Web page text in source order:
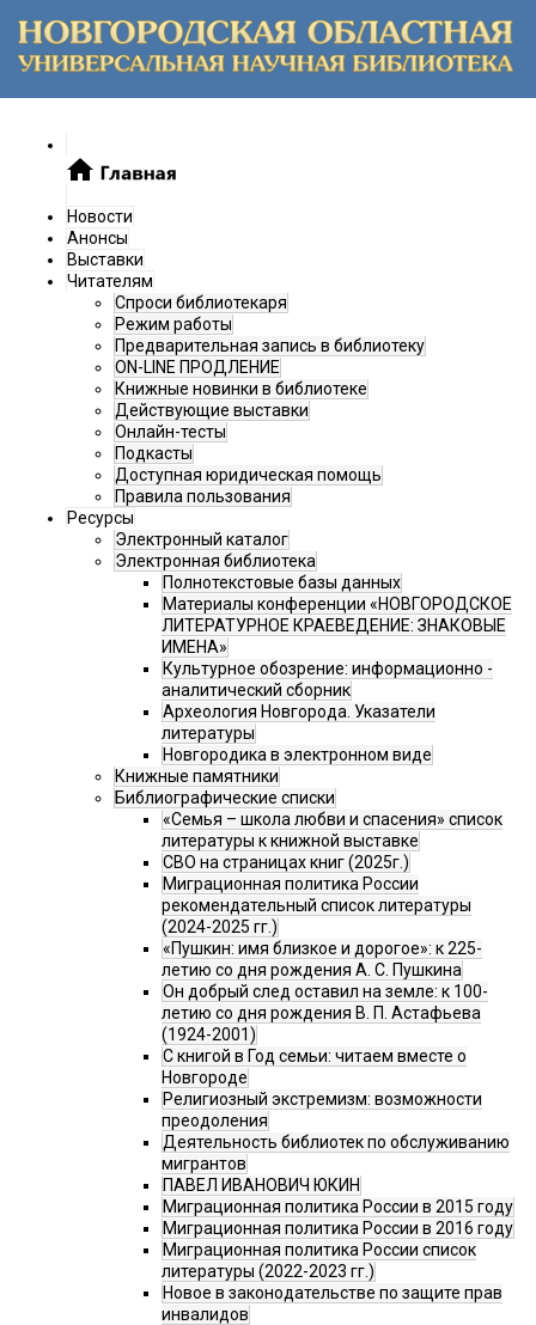
Новости
Анонсы
Выставки
Читателям
Спроси библиотекаря
Режим работы
Предварительная запись в библиотеку
ON-LINE ПРОДЛЕНИЕ
Книжные новинки в библиотеке
Действующие выставки
Онлайн-тесты
Подкасты
Доступная юридическая помощь
Правила пользования
Ресурсы
Электронный каталог
Электронная библиотека
Полнотекстовые базы данных
Материалы конференции «НОВГОРОДСКОЕ
ЛИТЕРАТУРНОЕ КРАЕВЕДЕНИЕ: ЗНАКОВЫЕ
ИМЕНА»
Культурное обозрение: информационно -
аналитический сборник
Археология Новгорода. Указатели
литературы
Новгородика в электронном виде
Книжные памятники
Библиографические списки
«Семья – школа любви и спасения» список
литературы к книжной выставке
СВО на страницах книг (2025г.)
Миграционная политика России
рекомендательный список литературы
(2024-2025 гг.)
«Пушкин: имя близкое и дорогое»: к 225-
летию со дня рождения А. С. Пушкина
Он добрый след оставил на земле: к 100-
летию со дня рождения В. П. Астафьева
(1924-2001)
С книгой в Год семьи: читаем вместе о
Новгороде
Религиозный экстремизм: возможности
преодоления
Деятельность библиотек по обслуживанию
мигрантов
ПАВЕЛ ИВАНОВИЧ ЮКИН
Миграционная политика России в 2015 году
Миграционная политика России в 2016 году
Миграционная политика России список
литературы (2022-2023 гг.)
Новое в законодательстве по защите прав
инвалидов